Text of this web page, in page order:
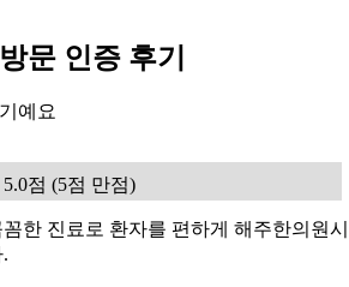
문 인증 후기
예요
점 (5점 만점)
한 진료로 환자를 편하게 해주한의원시